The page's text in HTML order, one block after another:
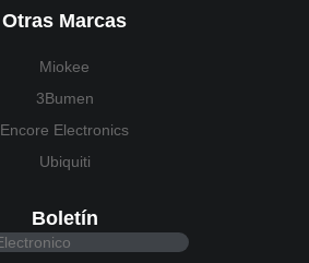
Otras Marcas
Miokee
3Bumen
Encore Electronics
Ubiquiti
Boletín